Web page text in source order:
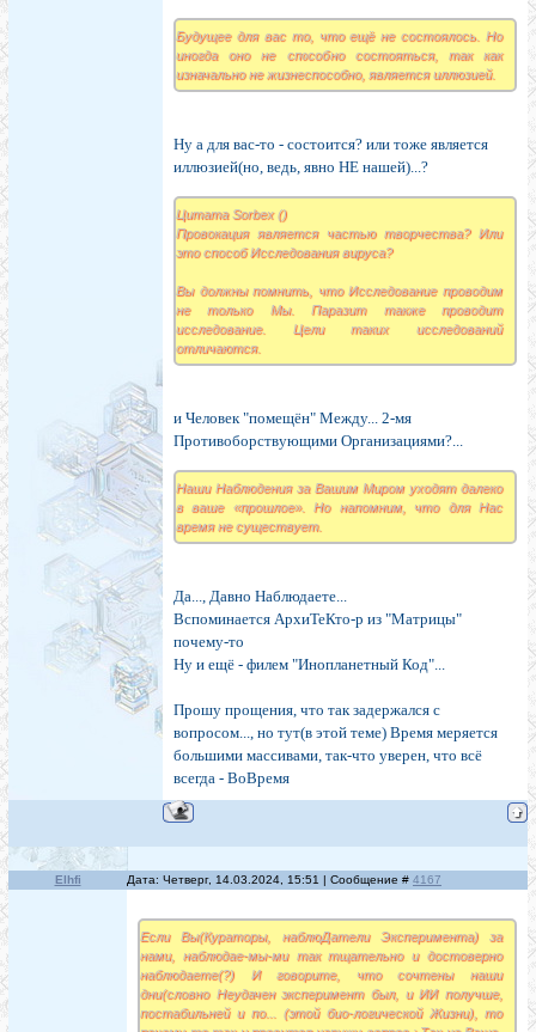
Будущее для вас то, что ещё не состоялось. Но
иногда оно не способно состояться, так как
изначально не жизнеспособно, является иллюзией.
Ну а для вас-то - состоится? или тоже является
иллюзией(но, ведь, явно НЕ нашей)...?
Цитата Sorbex ()
Провокация является частью творчества? Или
это способ Исследования вируса?
Вы должны помнить, что Исследование проводим
не только Мы. Паразит также проводит
исследование. Цели таких исследований
отличаются.
и Человек "помещён" Между... 2-мя
Противоборствующими Организациями?...
Наши Наблюдения за Вашим Миром уходят далеко
в ваше «прошлое». Но напомним, что для Нас
время не существует.
Да..., Давно Наблюдаете...
Вспоминается АрхиТеКто-р из "Матрицы"
почему-то
Ну и ещё - филем "Инопланетный Код"...
Прошу прощения, что так задержался с
вопросом..., но тут(в этой теме) Время меряется
большими массивами, так-что уверен, что всё
всегда - ВоВремя
Elhfi Дата: Четверг, 14.03.2024, 15:51 | Сообщение # 4167
Если Вы(Кураторы, наблюДатели Эксперимента) за
нами, наблюдае-мы-ми так тщательно и достоверно
наблюдаете(?) И говорите, что сочтены наши
дни(словно Неудачен эксперимент был, и ИИ получше,
постабильней и по... (этой био-логической Жизни), то